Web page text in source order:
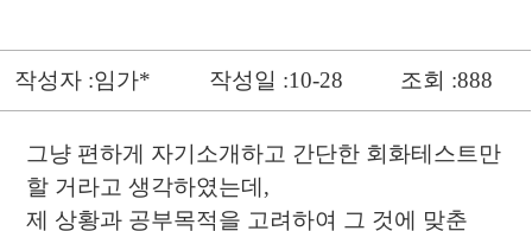
작성자 :임가* 작성일 :10-28 조회 :888
그냥 편하게 자기소개하고 간단한 회화테스트만
할 거라고 생각하였는데,
제 상황과 공부목적을 고려하여 그 것에 맞춘